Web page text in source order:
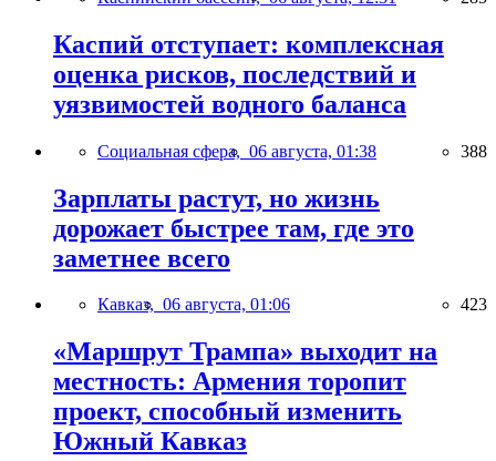
Каспий отступает: комплексная
оценка рисков, последствий и
уязвимостей водного баланса
Социальная сфера, 06 августа, 01:38 388
Зарплаты растут, но жизнь
дорожает быстрее там, где это
заметнее всего
Кавказ, 06 августа, 01:06 423
«Маршрут Трампа» выходит на
местность: Армения торопит
проект, способный изменить
Южный Кавказ